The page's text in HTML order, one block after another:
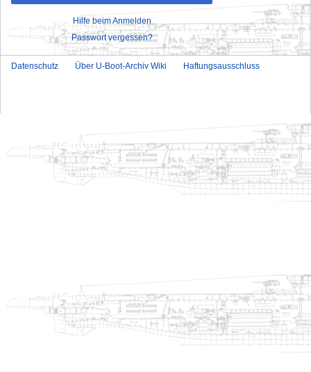
Hilfe beim Anmelden
Passwort vergessen?
Datenschutz Über U-Boot-Archiv Wiki Haftungsausschluss